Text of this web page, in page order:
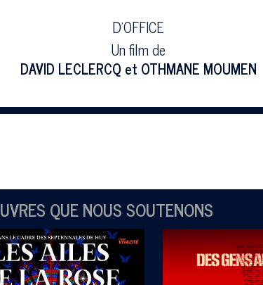
D'OFFICE
Un film de
DAVID LECLERCQ et OTHMANE MOUMEN
QUE NOUS SOUTENONS